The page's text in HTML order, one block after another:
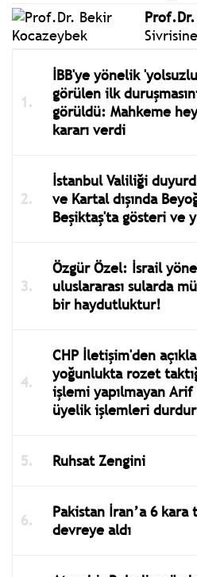
İBB'ye yönelik
görülen ilk
görüldü: Mahkeme
kararı verdi
İstanbul Valiliği
ve Kartal dışında
Beşiktaş'ta gösteri ve
Özgür Özel: İsrail
uluslararası sularda
bir haydutluktur!
CHP İletişim'den
yoğunlukta rozet
işlemi yapılmayan Arif
üyelik işlemleri
Ruhsat Zengini
Pakistan İran’a 6 kara
devreye aldı